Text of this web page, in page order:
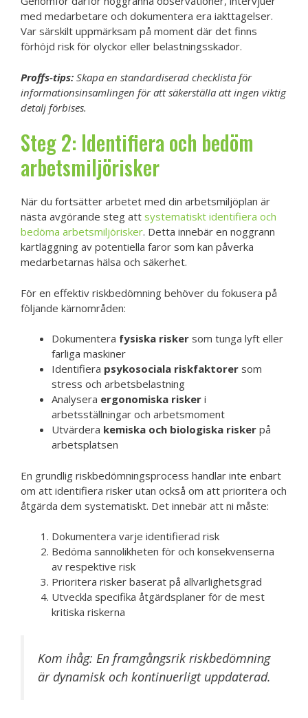
med medarbetare och dokumentera era iakttagelser.
Var särskilt uppmärksam på moment där det finns
förhöjd risk för olyckor eller belastningsskador.
Proffs-tips: Skapa en standardiserad checklista för
informationsinsamlingen för att säkerställa att ingen viktig
detalj förbises.
Steg 2: Identifiera och bedöm
arbetsmiljörisker
När du fortsätter arbetet med din arbetsmiljöplan är
nästa avgörande steg att systematiskt identifiera och
bedöma arbetsmiljörisker. Detta innebär en noggrann
kartläggning av potentiella faror som kan påverka
medarbetarnas hälsa och säkerhet.
För en effektiv riskbedömning behöver du fokusera på
följande kärnområden:
Dokumentera fysiska risker som tunga lyft eller
farliga maskiner
Identifiera psykosociala riskfaktorer som
stress och arbetsbelastning
Analysera ergonomiska risker i
arbetsställningar och arbetsmoment
Utvärdera kemiska och biologiska risker på
arbetsplatsen
En grundlig riskbedömningsprocess handlar inte enbart
om att identifiera risker utan också om att prioritera och
åtgärda dem systematiskt. Det innebär att ni måste:
Dokumentera varje identifierad risk
Bedöma sannolikheten för och konsekvenserna
av respektive risk
Prioritera risker baserat på allvarlighetsgrad
Utveckla specifika åtgärdsplaner för de mest
kritiska riskerna
Kom ihåg: En framgångsrik riskbedömning
är dynamisk och kontinuerligt uppdaterad.